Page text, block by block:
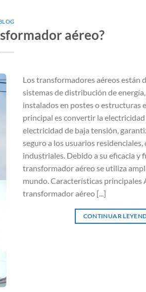
aéreo?
Los transformadores aéreos están
sistemas de distribución de
instalados en postes o estructuras
principal es convertir la
electricidad de baja tensión,
seguro a los usuarios residenciales,
industriales. Debido a su eficacia y
transformador aéreo se utiliza
mundo. Características principales
transformador aéreo [...]
CONTINUAR